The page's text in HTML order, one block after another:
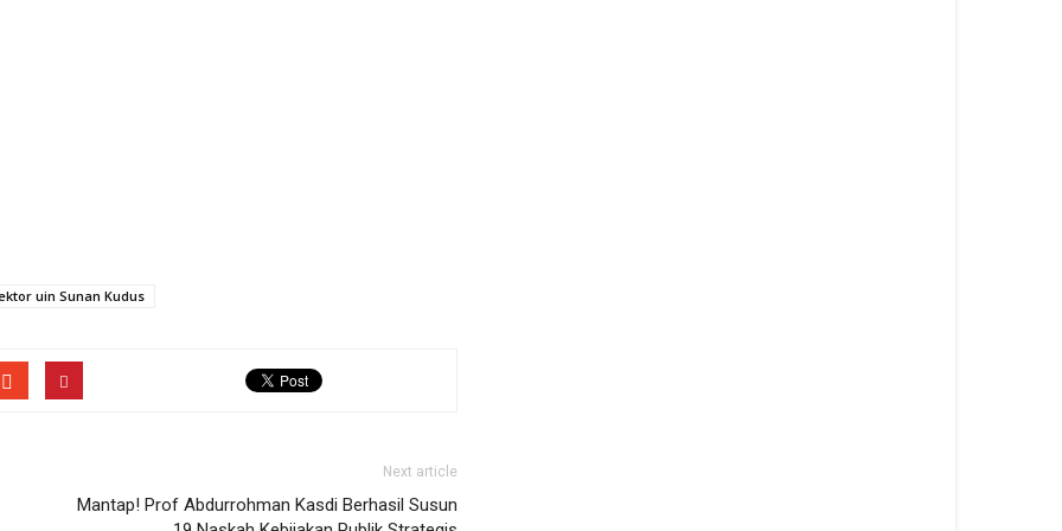
uin Sunan Kudus
Next article
Mantap! Prof Abdurrohman Kasdi Berhasil Susun